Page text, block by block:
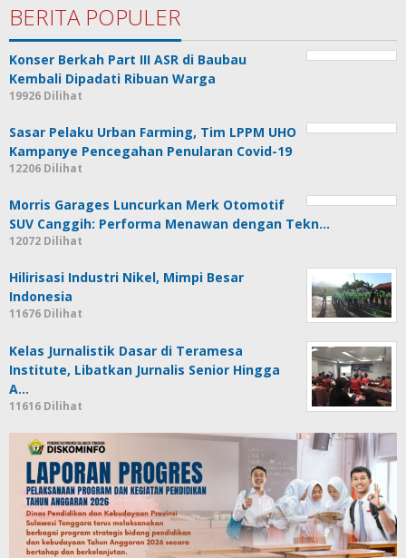
BERITA POPULER
Konser Berkah Part III ASR di Baubau
Kembali Dipadati Ribuan Warga
19926 Dilihat
Sasar Pelaku Urban Farming, Tim LPPM UHO
Kampanye Pencegahan Penularan Covid-19
12206 Dilihat
Morris Garages Luncurkan Merk Otomotif
SUV Canggih: Performa Menawan dengan Tekn…
12072 Dilihat
Hilirisasi Industri Nikel, Mimpi Besar
Indonesia
11676 Dilihat
Kelas Jurnalistik Dasar di Teramesa
Institute, Libatkan Jurnalis Senior Hingga
A…
11616 Dilihat